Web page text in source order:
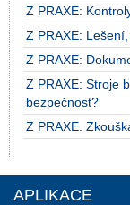
Z PRAXE:
Z PRAXE:
Z PRAXE:
Z PRAXE: Stroje
bezpečnost?
Z PRAXE.
APLIKACE